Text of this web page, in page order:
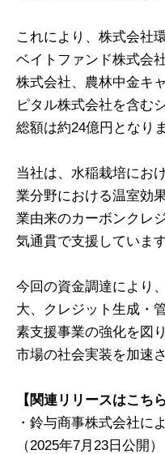
これにより、株式会社
ベイトファンド株式会
株式会社、農林中金キ
ピタル株式会社を含む
総額は約24億円となり
当社は、水稲栽培にお
業分野における温室効
業由来のカーボンクレ
気通貫で支援しています
今回の資金調達により
大、クレジット生成・
素支援事業の強化を図
市場の社会実装を加速
【関連リリースはこちら
・鈴与商事株式会社に
（2025年7月23日公開）